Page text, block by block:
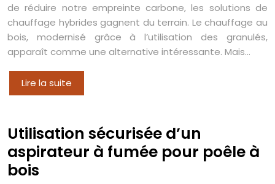
de réduire notre empreinte carbone, les solutions de
chauffage hybrides gagnent du terrain. Le chauffage au
bois, modernisé grâce à l’utilisation des granulés,
apparaît comme une alternative intéressante. Mais…
Lire la suite
Utilisation sécurisée d’un
aspirateur à fumée pour poêle à
bois